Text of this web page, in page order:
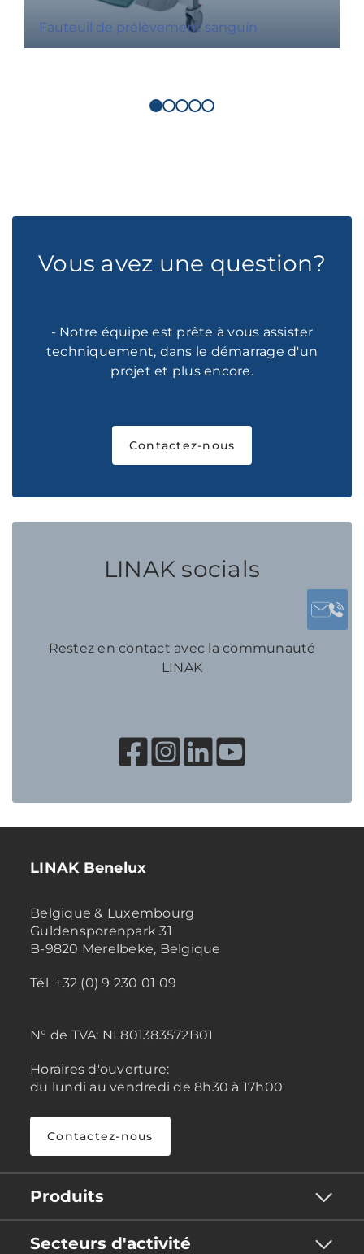
Fauteuil de prélèvement sanguin
Vous avez une question?
- Notre équipe est prête à vous assister
techniquement, dans le démarrage d'un
projet et plus encore.
Contactez-nous
LINAK socials
Restez en contact avec la communauté
LINAK
LINAK Benelux
Belgique & Luxembourg
Guldensporenpark 31
B-9820 Merelbeke, Belgique
Tél. +32 (0) 9 230 01 09
N° de TVA: NL801383572B01
Horaires d'ouverture:
du lundi au vendredi de 8h30 à 17h00
Contactez-nous
Produits
Secteurs d'activité